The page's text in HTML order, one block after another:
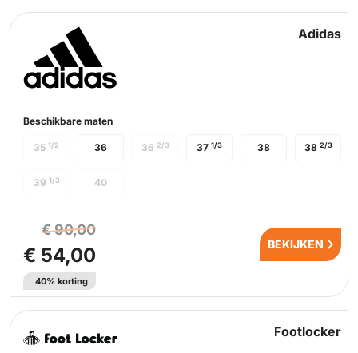
Adidas
Beschikbare maten
36 37 1/3 38 38 2/3
35 1/2 36 2/3
39 1/3 40
€ 90,00
€ 54,00
40% korting
BEKIJKEN
Footlocker